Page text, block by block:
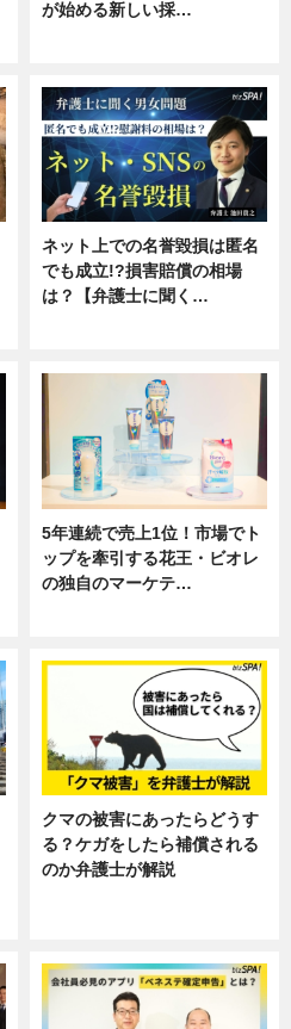
が始める新しい採…
ネット上での名誉毀損は匿名
でも成立!?損害賠償の相場
は？【弁護士に聞く…
5年連続で売上1位！市場でト
ップを牽引する花王・ビオレ
の独自のマーケテ…
クマの被害にあったらどうす
る？ケガをしたら補償される
のか弁護士が解説